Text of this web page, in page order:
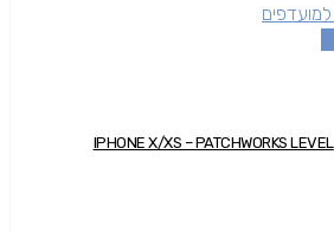
כיסוי שחור עשן IPHONE X/XS – PATCHWORKS LEVEL